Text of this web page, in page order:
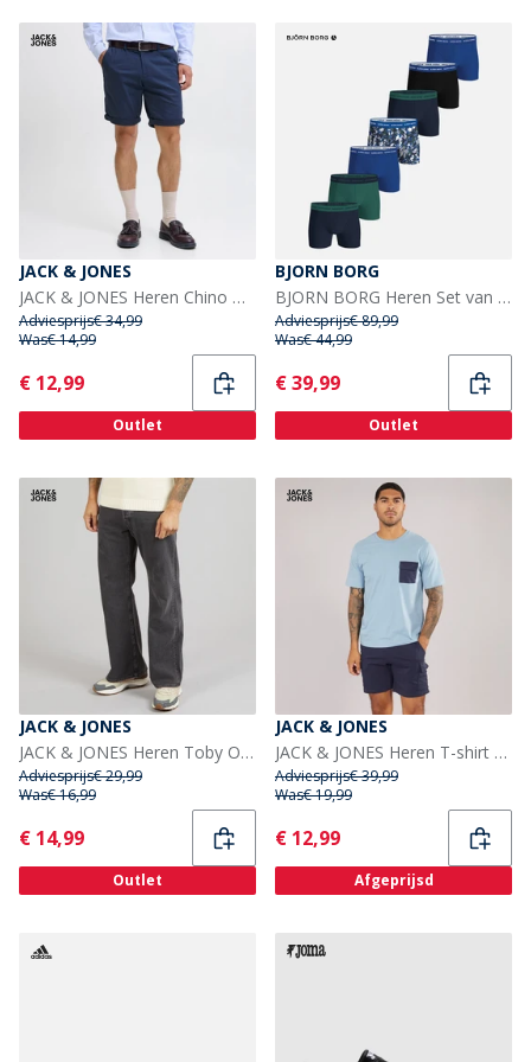
JACK & JONES
JACK & JONES Heren Chino Broekjes Navy Blazer
Adviesprijs€ 34,99
Was€ 14,99
Current
€ 12,99
Outlet
BJORN BORG
BJORN BORG Heren Set van 7 katoen stretch boxers Multipack 3
Adviesprijs€ 89,99
Was€ 44,99
Current
€ 39,99
Outlet
JACK & JONES
JACK & JONES Heren Toby Original 737 wijde jeans Black Denim
Adviesprijs€ 29,99
Was€ 16,99
Current
€ 14,99
Outlet
JACK & JONES
JACK & JONES Heren T-shirt met zak en short set Mountain Spring/Navy Blazer
Adviesprijs€ 39,99
Was€ 19,99
Current
€ 12,99
Afgeprijsd